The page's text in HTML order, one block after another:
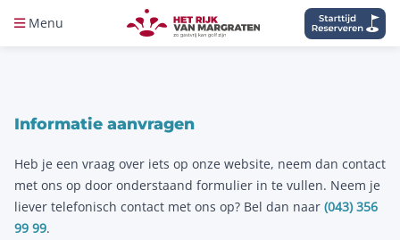
Menu
Informatie aanvragen
Heb je een vraag over iets op onze website, neem dan contact
met ons op door onderstaand formulier in te vullen. Neem je
liever telefonisch contact met ons op? Bel dan naar (043) 356
99 99.